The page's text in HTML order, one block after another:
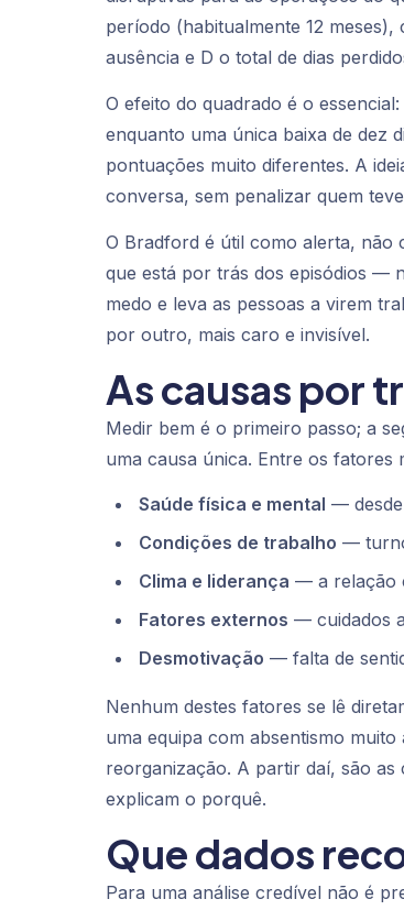
período (habitualmente 12
ausência e D o total de dias
O efeito do quadrado é o
enquanto uma única baixa de dez
pontuações muito diferentes. A
conversa, sem penalizar quem
O Bradford é útil como alerta, não
que está por trás dos episódios —
medo e leva as pessoas a virem
por outro, mais caro e invisível.
As causas por
Medir bem é o primeiro passo; a
uma causa única. Entre os fatores
Saúde física e mental — desde
Condições de trabalho —
Clima e liderança — a relação
Fatores externos — cuidados
Desmotivação — falta de
Nenhum destes fatores se lê
uma equipa com absentismo
reorganização. A partir daí, são
explicam o porquê.
Que dados
Para uma análise credível não é